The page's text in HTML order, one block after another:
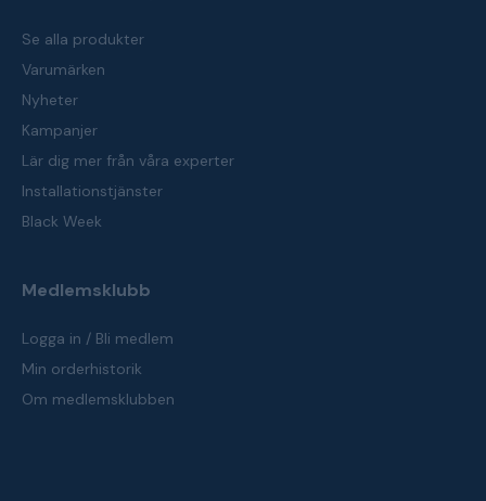
Se alla produkter
Varumärken
Nyheter
Kampanjer
Lär dig mer från våra experter
Installationstjänster
Black Week
Medlemsklubb
Logga in / Bli medlem
Min orderhistorik
Om medlemsklubben